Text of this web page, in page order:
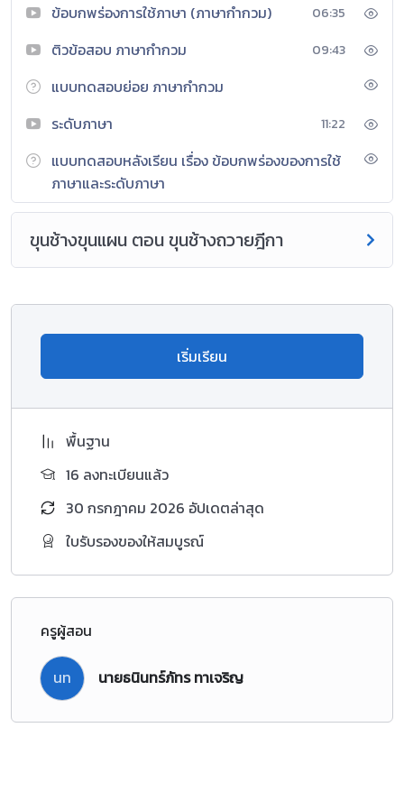
โดยใช้กระบวนการคิด กระบวนการอภิปราย กระบวนการทำงาน
กลุ่ม กระบวนการแสวงหาและสืบค้นความรู้ด้วยตนเอง กระบวนการ
กระบวนการแก้ปัญหา เพื่อให้นักเรียนได้ฝึกคิด ฝึกทำ มีความรู้
ความเข้าใจสามารถสร้างองค์ความรู้ใหม่ได้ด้วยตนเอง เกิดทักษะ
ทางภาษาและสามารถใช้ภาษาในการสื่อสารได้อย่างมีประสิทธิภาพ มี
ความรักชาติ ศาสน์กษัตริย์ซื่อสัตย์สุจริต มีวินัย ใฝ่เรียนรู้อยู่อย่าง
พอเพียง มุ่งมั่นในการทำงาน รักความเป็นไทย มีจิตสาธารณะ และ
รักการอ่าน
เพื่อให้ผู้เรียนตระหนักและเห็นคุณค่าในภาษาไทยและวรรณคดี
วรรณกรรมไทย ตลอดจนเกิดความภาคภูมิใจในภาษาไทยซึ่งเป็น
ประสิทธิภาพ ใช้ภาษาในการแสวงหาความรู้ และสามารถนํามา
ประยุกต์ใช้ในชีวิตประจำวัน
ตัวชี้วัดระหว่างทาง
ท 1.1 ม.4-6/1 ท 1.1 ม.4-6/3
ท 4.1 ม.4-6/2
ท 5.1 ม.4-6/1 ท 5.1 ม.4-6/2
ท 5.1 ม.4-6/3 ท. 5.1 ม.4-6/4
ท 1.1 ม.4-6/2
ท 4.1 ม.4-6/3
ท 5.1 ม.4-6/6
ข้อบกพร่องการใช้ภาษา (ภาษากำกวม)
06:35
ติวข้อสอบ ภาษากำกวม 09:43
แบบทดสอบย่อย ภาษากำกวม
ระดับภาษา
11:22
แบบทดสอบหลังเรียน เรื่อง ข้อบกพร่องของการใช้
ภาษาและระดับภาษา
ขุนช้างขุนแผน ตอน ขุนช้างถวายฎีกา
เริ่มเรียน
พื้นฐาน
16 ลงทะเบียนแล้ว
30 กรกฎาคม 2026 อัปเดตล่าสุด
ใบรับรองของให้สมบูรณ์
ครูผู้สอน
นท นายธนินทร์ภัทร ทาเจริญ